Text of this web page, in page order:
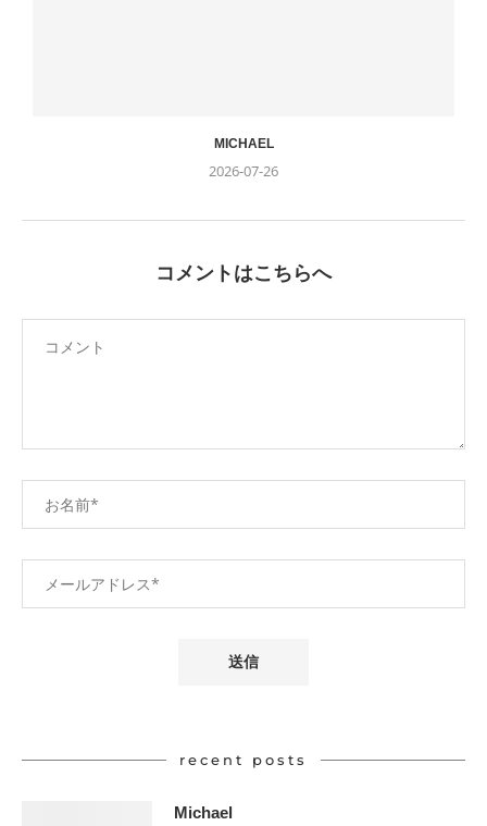
MICHAEL
2026-07-26
コメントはこちらへ
recent posts
Michael